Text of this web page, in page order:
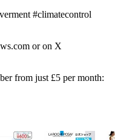
#climatecontrol
or on X
from just £5 per month: